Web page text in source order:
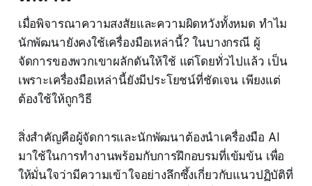
เมื่อพิจารณาความสงสัยและความผิดหวังทั้งหมด ทำไม
นักพัฒนายังคงใช้เครื่องมือเหล่านี้? ในบางกรณี ผู้
จัดการของพวกเขาผลักดันให้ใช้ แต่โดยทั่วไปแล้ว เป็น
เพราะเครื่องมือเหล่านี้ยังมีประโยชน์ที่ชัดเจน เพียงแต่
ต้องใช้ให้ถูกวิธี
สิ่งสำคัญคือผู้จัดการและนักพัฒนาต้องนำเครื่องมือ AI
มาใช้ในการทำงานพร้อมกับการฝึกอบรมที่เข้มข้น เพื่อ
ให้มั่นใจว่ามีความเข้าใจอย่างลึกซึ้งเกี่ยวกับแนวปฏิบัติที่